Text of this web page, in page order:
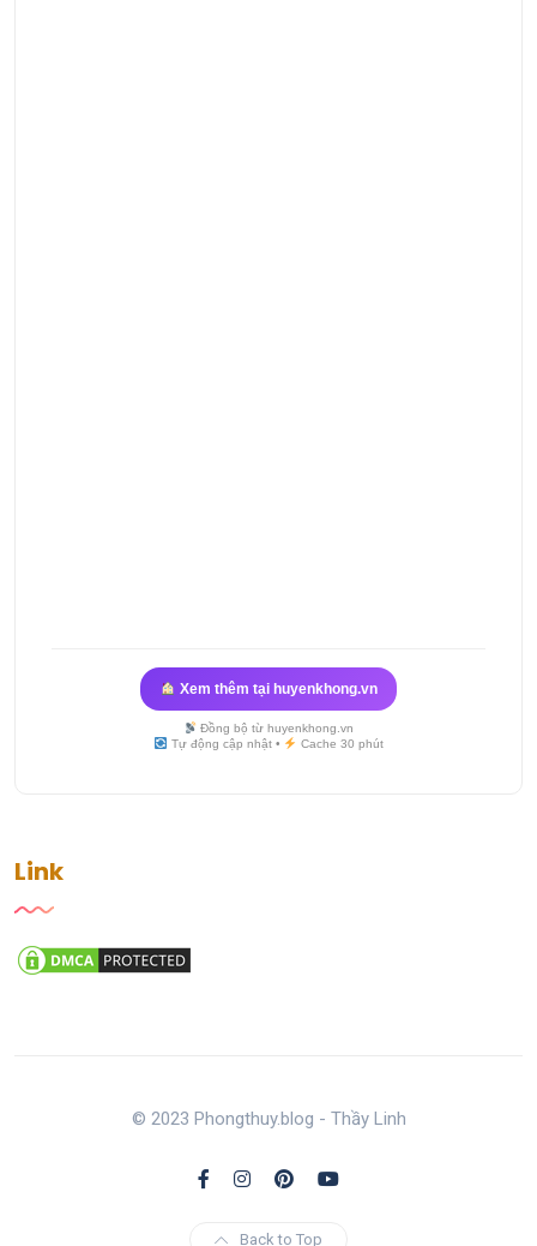
Xem thêm tại huyenkhong.vn
Đồng bộ từ huyenkhong.vn
Tự động cập nhật •
Cache 30 phút
Link
© 2023 Phongthuy.blog - Thầy Linh
Back to Top